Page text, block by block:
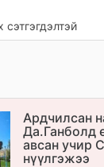
Ардчилсан
Да.Ганболд
авсан учир
нүүлгэжээ